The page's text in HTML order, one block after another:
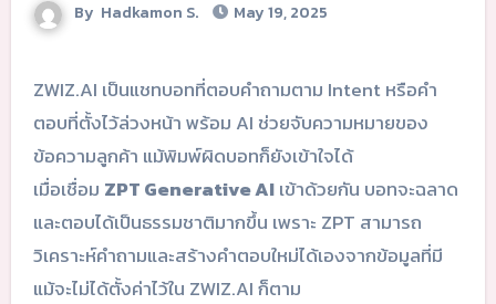
By Hadkamon S. May 19, 2025
ZWIZ.AI เป็นแชทบอทที่ตอบคำถามตาม Intent หรือคำ
ตอบที่ตั้งไว้ล่วงหน้า พร้อม AI ช่วยจับความหมายของ
ข้อความลูกค้า แม้พิมพ์ผิดบอทก็ยังเข้าใจได้
เมื่อเชื่อม ZPT Generative AIเข้าด้วยกัน บอทจะฉลาด
และตอบได้เป็นธรรมชาติมากขึ้น เพราะ ZPT สามารถ
วิเคราะห์คำถามและสร้างคำตอบใหม่ได้เองจากข้อมูลที่มี
แม้จะไม่ได้ตั้งค่าไว้ใน ZWIZ.AI ก็ตาม